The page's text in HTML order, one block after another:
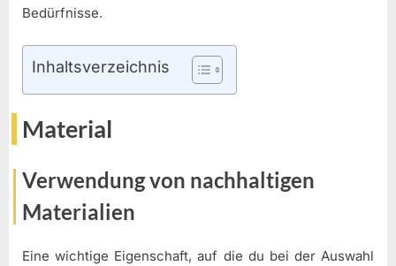
Bedürfnisse.
Inhaltsverzeichnis
Material
Verwendung von nachhaltigen
Materialien
Eine wichtige Eigenschaft, auf die du bei der Auswahl